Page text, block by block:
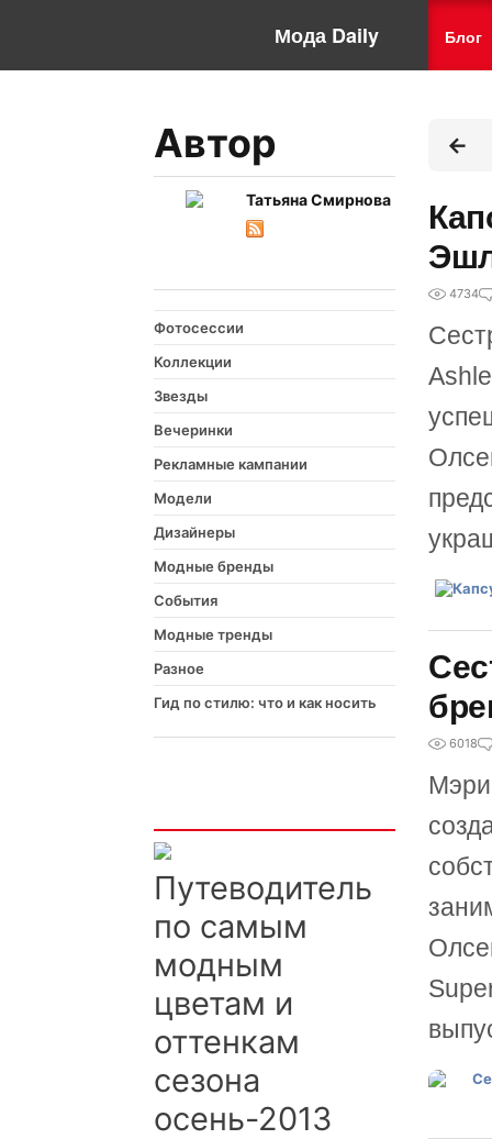
Мода Daily Блог
Автор
Татьяна Смирнова
Фотосессии
Коллекции
Звезды
Вечеринки
Рекламные кампании
Модели
Дизайнеры
Модные бренды
События
Модные тренды
Разное
Гид по стилю: что и как носить
Путеводитель
по самым
модным
цветам и
оттенкам
сезона
осень-2013
4734
6018